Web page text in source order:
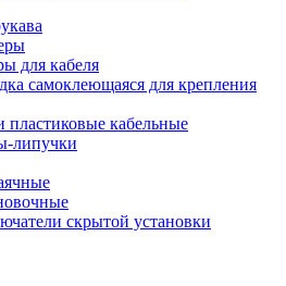
для кабеля
самоклеющаяся для крепления
пластиковые кабельные
липучки
скрытой установки